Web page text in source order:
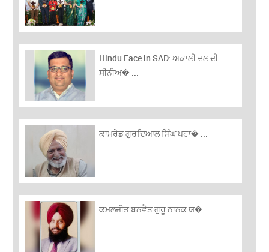
Hindu Face in SAD: ਅਕਾਲੀ ਦਲ ਦੀ
ਸੀਨੀਅ� ...
ਕਾਮਰੇਡ ਗੁਰਦਿਆਲ ਸਿੰਘ ਪਹਾ� ...
ਕਮਲਜੀਤ ਬਨਵੈਤ ਗੁਰੂ ਨਾਨਕ ਯ� ...